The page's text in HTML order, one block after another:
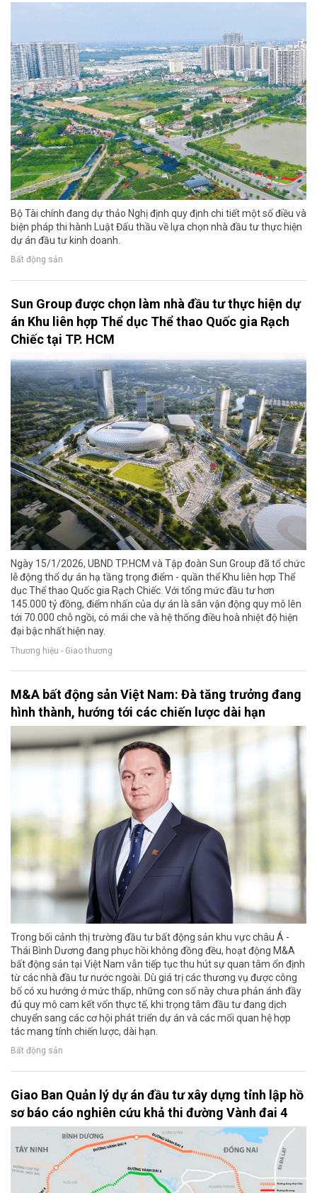
Bộ Tài chính đang dự thảo Nghị định quy định chi tiết một số điều và
biện pháp thi hành Luật Đấu thầu về lựa chọn nhà đầu tư thực hiện
dự án đầu tư kinh doanh.
Bất động sản
Sun Group được chọn làm nhà đầu tư thực hiện dự
án Khu liên hợp Thể dục Thể thao Quốc gia Rạch
Chiếc tại TP. HCM
Ngày 15/1/2026, UBND TP.HCM và Tập đoàn Sun Group đã tổ chức
lễ động thổ dự án hạ tầng trọng điểm - quần thể Khu liên hợp Thể
dục Thể thao Quốc gia Rạch Chiếc. Với tổng mức đầu tư hơn
145.000 tỷ đồng, điểm nhấn của dự án là sân vận động quy mô lên
tới 70.000 chỗ ngồi, có mái che và hệ thống điều hoà nhiệt độ hiện
đại bậc nhất hiện nay.
Thương hiệu - Giao thương
M&A bất động sản Việt Nam: Đà tăng trưởng đang
hình thành, hướng tới các chiến lược dài hạn
Trong bối cảnh thị trường đầu tư bất động sản khu vực châu Á -
Thái Bình Dương đang phục hồi không đồng đều, hoạt động M&A
bất động sản tại Việt Nam vẫn tiếp tục thu hút sự quan tâm ổn định
từ các nhà đầu tư nước ngoài. Dù giá trị các thương vụ được công
bố có xu hướng ở mức thấp, những con số này chưa phản ánh đầy
đủ quy mô cam kết vốn thực tế, khi trọng tâm đầu tư đang dịch
chuyển sang các cơ hội phát triển dự án và các mối quan hệ hợp
tác mang tính chiến lược, dài hạn.
Bất động sản
Giao Ban Quản lý dự án đầu tư xây dựng tỉnh lập hồ
sơ báo cáo nghiên cứu khả thi đường Vành đai 4